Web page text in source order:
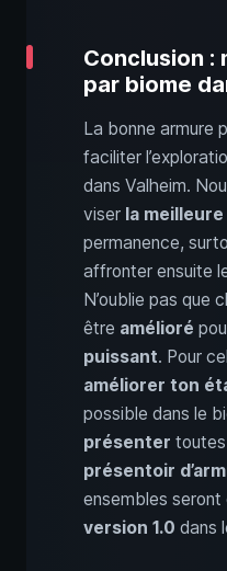
Conclusion :
par biome
La bonne armure
faciliter
dans Valheim.
viser la
permanence,
affronter ensuite
N’oublie pas que
être amélioré
puissant. Pour
améliorer ton
possible dans le
présenter
présentoir
ensembles
version 1.0 dans